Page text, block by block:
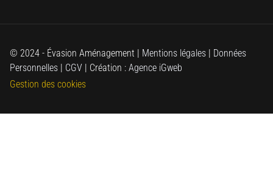
© 2024 - Évasion Aménagement | Mentions légales | Données
Personnelles | CGV | Création : Agence iGweb
Gestion des cookies